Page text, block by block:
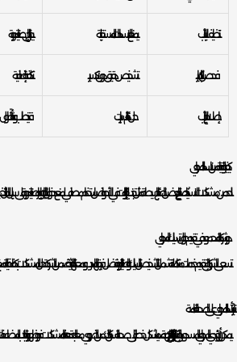
تنظيف الأنابيب يمنع الانسدادات المستقبلية يحتاج إلى صيانة دورية
فحص بالكاميرا تشخيص دقيق دون تكسير تكلفة إضافية
إصلاح الأنابيب حل دائم للتسريبات قد يتطلب وقتاً أطول
كيفية الوقاية من انسداد المجاري
للحد من مشكلات الانسداد، يُنصح باتباع بعض النصائح البسيطة مثل تجنب إلقاء الزيوت في الأحواض، استخدام مصافي لمنع دخول النفايات، وإجراء صيانة دورية. على سبيل
دور شركة المحمود في تقديم حلول تسليك المجاري
تسعى الشركة إلى تقديم خدمات متكاملة تشمل التشخيص، التسليك، والصيانة الدورية. بفضل فريقها المدرب ومعداتها الحديثة، تضمن الشركة حل المشكلات بكفاءة
تأثير انسداد المجاري على الصحة العامة
يمكن أن تؤدي المجاري المسدودة إلى انتشار البكتيريا والروائح الكريهة، مما يشكل خطرًا على صحة السكان. لذلك، من الضروري معالجة هذه المشكلات فور ظهورها لتجنب